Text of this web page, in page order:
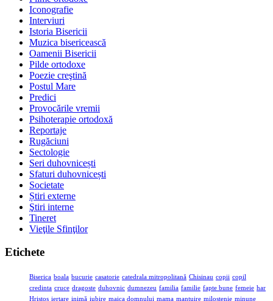
Iconografie
Interviuri
Istoria Bisericii
Muzica bisericească
Oamenii Bisericii
Pilde ortodoxe
Poezie creştină
Postul Mare
Predici
Provocările vremii
Psihoterapie ortodoxă
Reportaje
Rugăciuni
Sectologie
Seri duhovnicești
Sfaturi duhovnicești
Societate
Știri externe
Ştiri interne
Tineret
Vieţile Sfinţilor
Etichete
Biserica boala bucurie casatorie catedrala mitropolitană Chisinau copii copil
credinta cruce dragoste duhovnic dumnezeu familia familie fapte bune femeie har
Hristos iertare inimă iubire maica domnului mama mantuire milostenie minune